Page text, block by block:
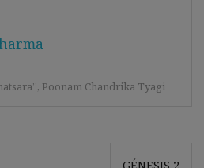
, Poonam Chandrika Tyagi
GÉNESIS 2